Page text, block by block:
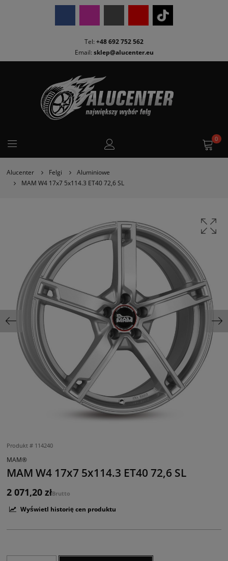
Tel: +48 692 752 562
Email: sklep@alucenter.eu
0
Alucenter Felgi
Aluminiowe
MAM W4 17x7 5x114.3 ET40 72,6 SL
Produkt # 114240
MAM®
MAM W4 17x7 5x114.3 ET40 72,6 SL
2 071,20 złBrutto
Wyświetl historię cen produktu